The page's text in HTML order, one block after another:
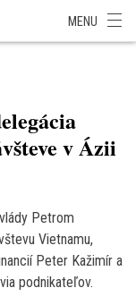
MENU
v Ázii
Petrom
Vietnamu,
Peter Kažimír a
podnikateľov.